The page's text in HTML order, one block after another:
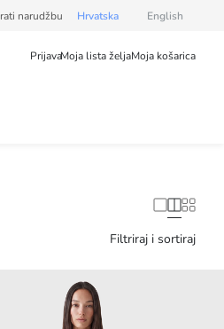
narudžbu Hrvatska English
PrijavaMoja lista željaMoja košarica
Filtriraj i sortiraj